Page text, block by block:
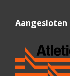
Aangesloten